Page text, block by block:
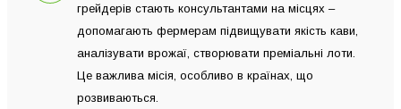
грейдерів стають консультантами на місцях –
допомагають фермерам підвищувати якість кави,
аналізувати врожаї, створювати преміальні лоти.
Це важлива місія, особливо в країнах, що
розвиваються.